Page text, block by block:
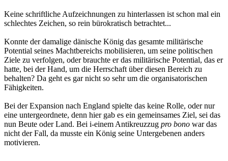
Keine schriftliche Aufzeichnungen zu hinterlassen ist schon mal ein
schlechtes Zeichen, so rein bürokratisch betrachtet...
Konnte der damalige dänische König das gesamte militärische
Potential seines Machtbereichs mobilisieren, um seine politischen
Ziele zu verfolgen, oder brauchte er das militärische Potential, das er
hatte, bei der Hand, um die Herrschaft über diesen Bereich zu
behalten? Da geht es gar nicht so sehr um die organisatorischen
Fähigkeiten.
Bei der Expansion nach England spielte das keine Rolle, oder nur
eine untergeordnete, denn hier gab es ein gemeinsames Ziel, sei das
nun Beute oder Land. Bei i-einem Antikreuzzug pro bono war das
nicht der Fall, da musste ein König seine Untergebenen anders
motivieren.